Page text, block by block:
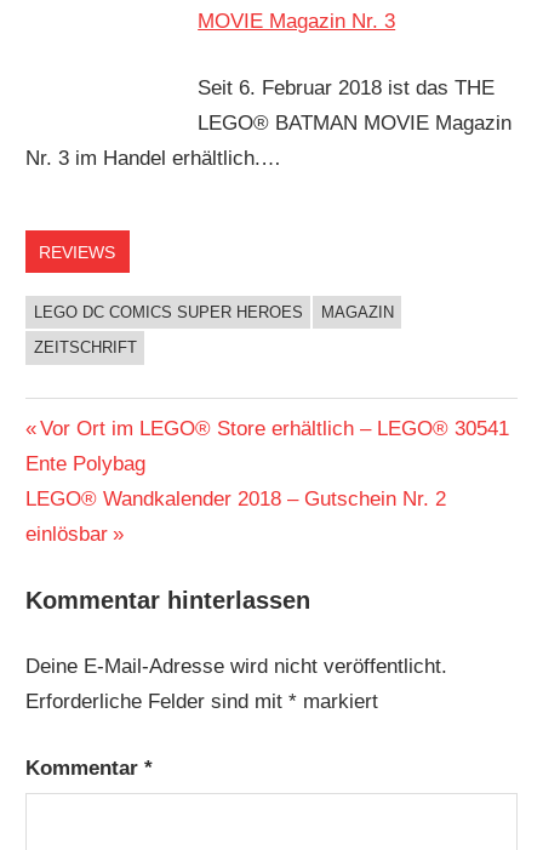
MOVIE Magazin Nr. 3
Seit 6. Februar 2018 ist das THE
LEGO® BATMAN MOVIE Magazin
Nr. 3 im Handel erhältlich.…
REVIEWS
LEGO DC COMICS SUPER HEROES
MAGAZIN
ZEITSCHRIFT
Beitragsnavigation
Vorheriger
Beitrag:
Vor Ort im LEGO® Store erhältlich – LEGO® 30541
Ente Polybag
Nächster
Beitrag:
LEGO® Wandkalender 2018 – Gutschein Nr. 2
einlösbar
Kommentar hinterlassen
Deine E-Mail-Adresse wird nicht veröffentlicht.
Erforderliche Felder sind mit* markiert
Kommentar*